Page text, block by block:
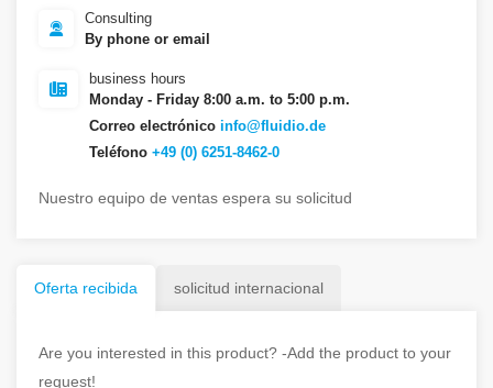
Consulting
By phone or email
business hours
Monday - Friday 8:00 a.m. to 5:00 p.m.
Correo electrónico info@fluidio.de
Teléfono +49 (0) 6251-8462-0
Nuestro equipo de ventas espera su solicitud
Oferta recibida solicitud internacional
Are you interested in this product? -Add the product to your
request!